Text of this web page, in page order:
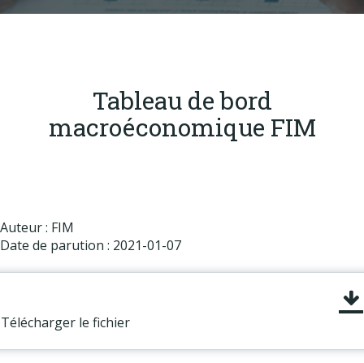
Produits
Publications
Actualités
Tableau de bord
macroéconomique FIM
Auteur : FIM
Date de parution : 2021-01-07
Télécharger le fichier